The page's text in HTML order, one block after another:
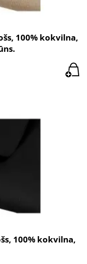
100% kokvilna,
100% kokvilna,